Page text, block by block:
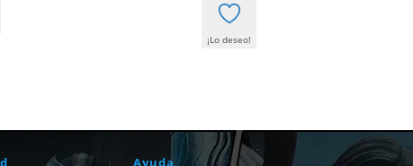
¡Lo deseo!
Ayuda